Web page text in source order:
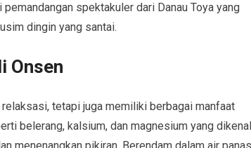
spektakuler dari Danau Toya yang
dingin yang santai.
Onsen
tetapi juga memiliki berbagai manfaat
belerang, kalsium, dan magnesium yang dikenal